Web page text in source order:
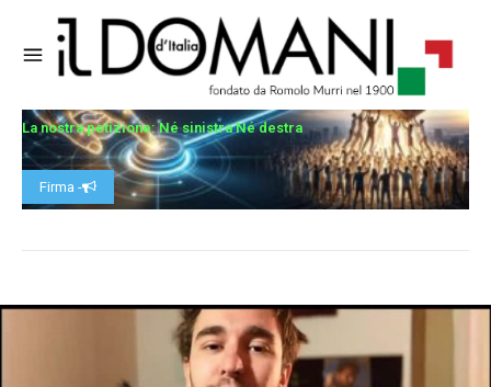
La nostra petizione: Né sinistra Né destra
Firma -